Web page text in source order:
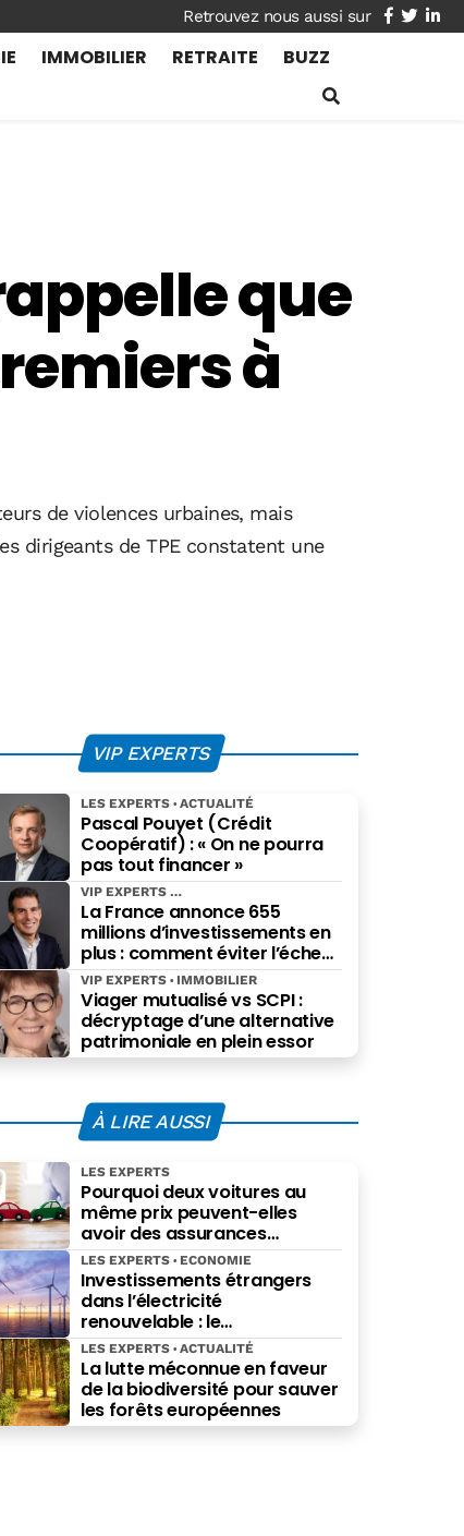
facebook
twitter
IMMOBILIER RETRAITE BUZZ
que
à
de violences urbaines, mais
dirigeants de TPE constatent une
VIP EXPERTS
Pascal Pouyet (Crédit
Coopératif) : « On ne pourra
pas tout financer »
LES EXPERTS ACTUALITÉ
La France annonce 655
millions d’investissements en
plus : comment éviter l’échec
des projets à grande échelle ?
VIP EXPERTS
Viager mutualisé vs SCPI :
décryptage d’une alternative
patrimoniale en plein essor
VIP EXPERTS IMMOBILIER
À LIRE AUSSI
Pourquoi deux voitures au
même prix peuvent-elles
avoir des assurances
différentes ?
LES EXPERTS
Investissements étrangers
dans l’électricité
renouvelable : le
gouvernement au pied du
mur
LES EXPERTS ECONOMIE
La lutte méconnue en faveur
de la biodiversité pour sauver
les forêts européennes
LES EXPERTS ACTUALITÉ